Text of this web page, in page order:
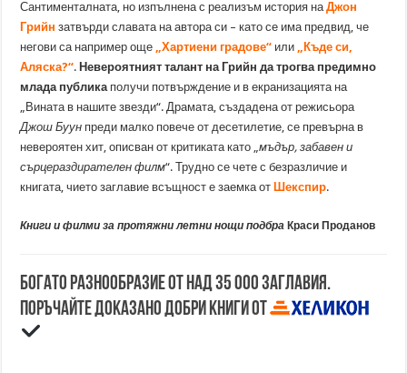
Сантименталната, но изпълнена с реализъм история наДжон
Грийн затвърди славата на автора си – като се има предвид, че
негови са например още
„Хартиени градове“ или
„Къде си,
Аляска?“.Невероятният талант на Грийн да трогва предимно
млада публика получи потвърждение и в екранизацията на
„Вината в нашите звезди“. Драмата, създадена от режисьора
Джош Буун преди малко повече от десетилетие, се превърна в
невероятен хит, описван от критиката като „мъдър, забавен и
сърцераздирателен филм“. Трудно се чете с безразличие и
книгата, чието заглавие всъщност е заемка отШекспир.
Книги и филми за протяжни летни нощи подбра Краси Проданов
Богато разнообразие от над 35 000 заглавия.
Поръчайте доказано добри книги от